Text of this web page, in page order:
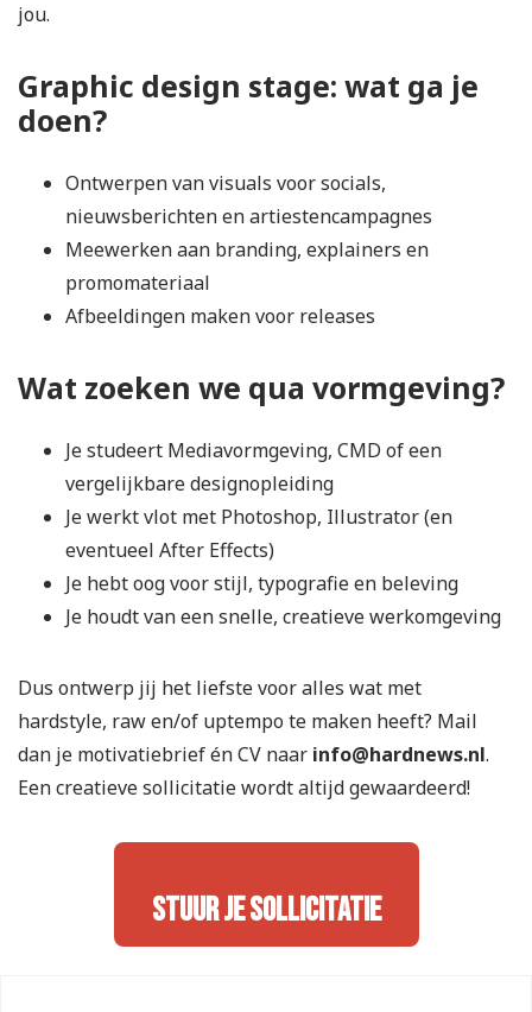
jou.
Graphic design stage: wat ga je
doen?
Ontwerpen van visuals voor socials,
nieuwsberichtenen artiestencampagnes
Meewerken aan branding, explainers en
promomateriaal
Afbeeldingen maken voor releases
Wat zoeken we qua vormgeving?
Je studeert Mediavormgeving, CMD of een
vergelijkbare designopleiding
Je werkt vlot met Photoshop, Illustrator (en
eventueel After Effects)
Je hebt oog voor stijl, typografie en beleving
Je houdt van een snelle, creatieve werkomgeving
Dus ontwerp jij het liefste voor alles wat met
hardstyle, raw en/of uptempo te maken heeft? Mail
dan je motivatiebrief én CV naar info@hardnews.nl.
Een creatieve sollicitatie wordt altijd gewaardeerd!
Stuur je sollicitatie